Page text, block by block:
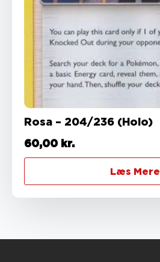
Rosa – 204/236 (Holo)
60,00 kr.
Læs Mere